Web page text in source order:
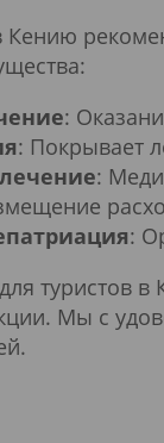
:
: Покрывает
:
:
туристов
Мы с